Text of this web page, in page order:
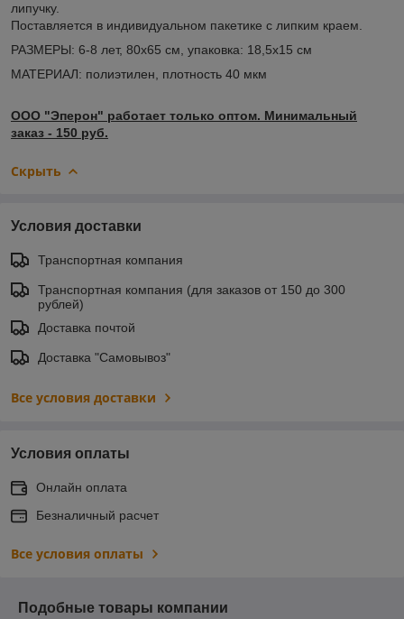
липучку.
Поставляется в индивидуальном пакетике с липким краем.
РАЗМЕРЫ: 6-8 лет, 80х65 см, упаковка: 18,5х15 см
МАТЕРИАЛ: полиэтилен, плотность 40 мкм
ООО "Эперон" работает только оптом. Минимальный
заказ - 150 руб.
Скрыть
Условия доставки
Транспортная компания
Транспортная компания (для заказов от 150 до 300
рублей)
Доставка почтой
Доставка "Самовывоз"
Все условия доставки
Условия оплаты
Онлайн оплата
Безналичный расчет
Все условия оплаты
Подобные товары компании